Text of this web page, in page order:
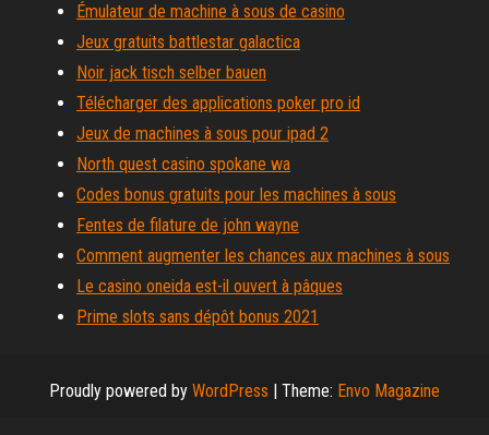
Émulateur de machine à sous de casino
Jeux gratuits battlestar galactica
Noir jack tisch selber bauen
Télécharger des applications poker pro id
Jeux de machines à sous pour ipad 2
North quest casino spokane wa
Codes bonus gratuits pour les machines à sous
Fentes de filature de john wayne
Comment augmenter les chances aux machines à sous
Le casino oneida est-il ouvert à pâques
Prime slots sans dépôt bonus 2021
Proudly powered by WordPress | Theme: Envo Magazine